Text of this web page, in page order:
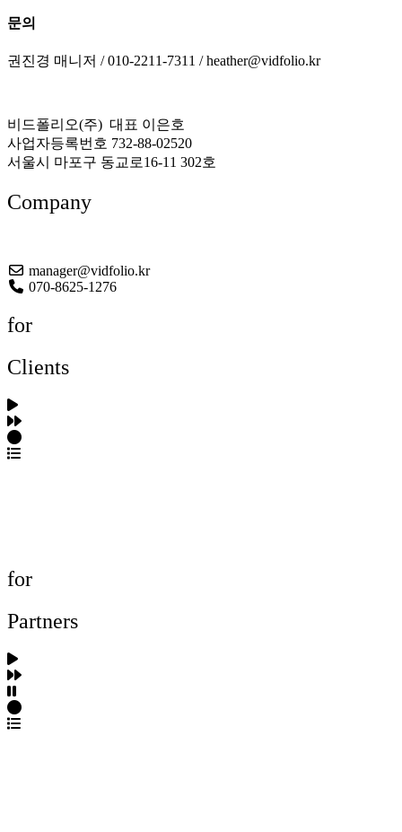
문의
권진경 매니저 / 010-2211-7311 / heather@vidfolio.kr
비드폴리오(주) 대표 이은호
사업자등록번호 732-88-02520
서울시 마포구 동교로16-11 302호
Company
manager@vidfolio.kr
070-8625-1276
for
Clients
for
Partners